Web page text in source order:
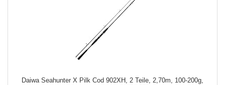
Daiwa Seahunter X Pilk Cod 902XH, 2 Teile, 2,70m, 100-200g,